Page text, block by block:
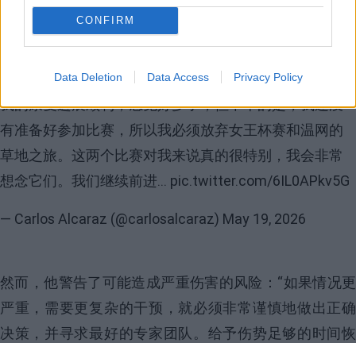
CONFIRM
Data Deletion Data Access Privacy Policy
却是一个明智的决定：“如果只是要处理疼痛或炎症，并
选择保守治疗而不考虑手术，那么这是一个明智的决
定，尽管这意味着错过了一些大满贯赛事。”
我的康复进展顺利，感觉好多了，但不幸的是，我还没
有准备好参加比赛，所以我必须放弃女王杯赛和温网的
草地之旅。这两个比赛对我来说真的很特别，我会非常
想念它们。我们继续前进... pic.twitter.com/6IL0APkv5G
— Carlos Alcaraz (@carlosalcaraz) May 19, 2026
然而，他警告了可能造成严重伤害的风险：“如果情况更
严重，需要更复杂的干预，就必须非常谨慎地做出正确
决策，并寻求最好的专家团队。给予伤势足够的时间恢